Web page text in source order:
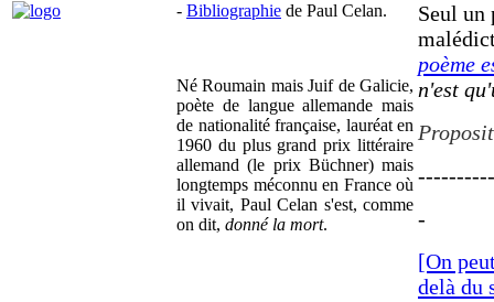
- Bibliographie de Paul Celan.
Né Roumain mais Juif de Galicie,
poète de langue allemande mais
de nationalité française, lauréat en
1960 du plus grand prix littéraire
allemand (le prix Büchner) mais
longtemps méconnu en France où
il vivait, Paul Celan s'est, comme
on dit, donné la mort.
Seul un
poème
n'est
-
[On
delà du